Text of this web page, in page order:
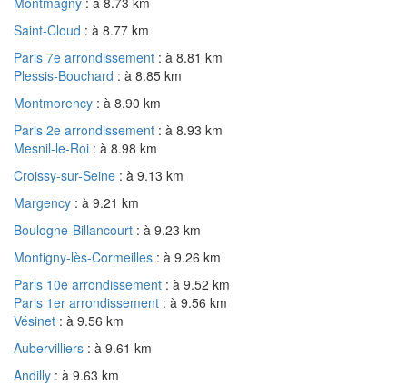
Saint-Cloud : à 8.77 km
Paris 7e arrondissement : à 8.81 km
Plessis-Bouchard : à 8.85 km
Montmorency : à 8.90 km
Paris 2e arrondissement : à 8.93 km
Mesnil-le-Roi : à 8.98 km
Croissy-sur-Seine : à 9.13 km
Margency : à 9.21 km
Boulogne-Billancourt : à 9.23 km
Montigny-lès-Cormeilles : à 9.26 km
Paris 10e arrondissement : à 9.52 km
Paris 1er arrondissement : à 9.56 km
Vésinet : à 9.56 km
Aubervilliers : à 9.61 km
Andilly : à 9.63 km